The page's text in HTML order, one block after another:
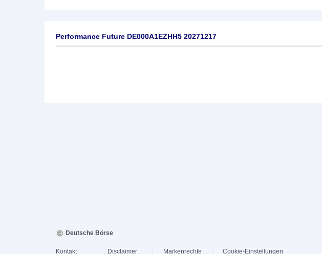
Performance Future DE000A1EZHH5 20271217
Deutsche Börse
Kontakt Disclaimer Markenrechte Cookie-Einstellungen